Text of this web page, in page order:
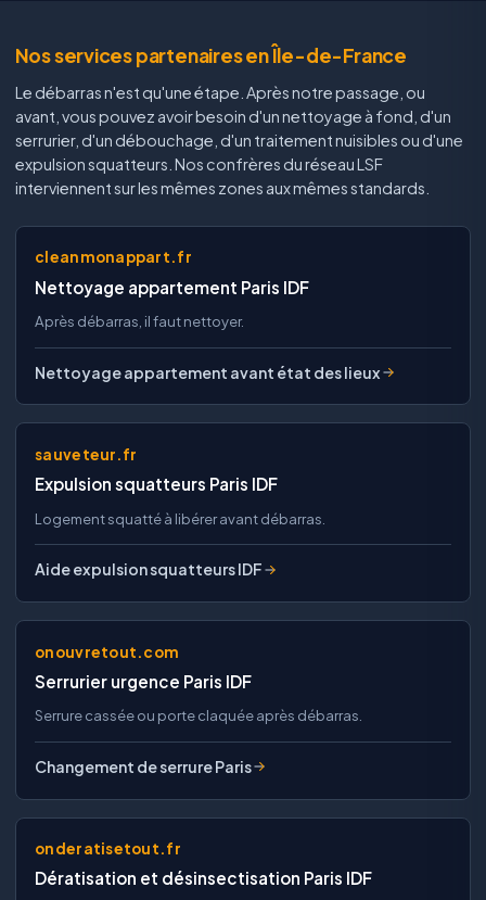
Nos services partenaires en Île-de-France
Le débarras n'est qu'une étape. Après notre passage, ou
avant, vous pouvez avoir besoin d'un nettoyage à fond, d'un
serrurier, d'un débouchage, d'un traitement nuisibles ou d'une
expulsion squatteurs. Nos confrères du réseau LSF
interviennent sur les mêmes zones aux mêmes standards.
cleanmonappart.fr
Nettoyage appartement Paris IDF
Après débarras, il faut nettoyer.
Nettoyage appartement avant état des lieux
sauveteur.fr
Expulsion squatteurs Paris IDF
Logement squatté à libérer avant débarras.
Aide expulsion squatteurs IDF
onouvretout.com
Serrurier urgence Paris IDF
Serrure cassée ou porte claquée après débarras.
Changement de serrure Paris
onderatisetout.fr
Dératisation et désinsectisation Paris IDF